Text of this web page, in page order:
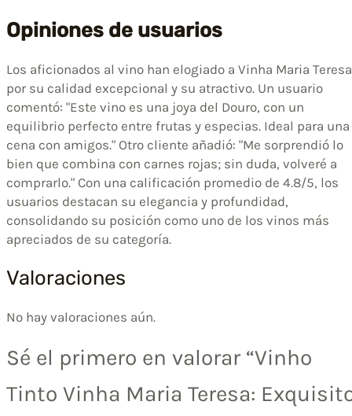
Opiniones de usuarios
Los aficionados al vino han elogiado a Vinha Maria Teresa
por su calidad excepcional y su atractivo. Un usuario
comentó: "Este vino es una joya del Douro, con un
equilibrio perfecto entre frutas y especias. Ideal para una
cena con amigos." Otro cliente añadió: "Me sorprendió lo
bien que combina con carnes rojas; sin duda, volveré a
comprarlo." Con una calificación promedio de 4.8/5, los
usuarios destacan su elegancia y profundidad,
consolidando su posición como uno de los vinos más
apreciados de su categoría.
Valoraciones
No hay valoraciones aún.
Sé el primero en valorar “Vinho
Tinto Vinha Maria Teresa: